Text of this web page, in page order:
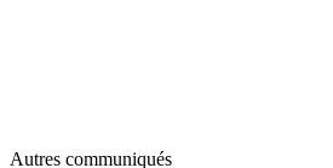
Autres communiqués